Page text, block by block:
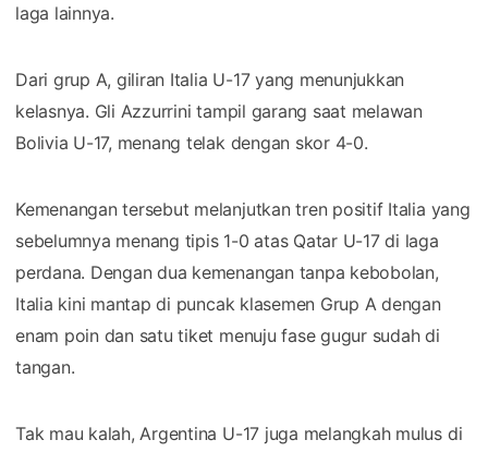
laga lainnya.
Dari grup A, giliran Italia U-17 yang menunjukkan
kelasnya. Gli Azzurrini tampil garang saat melawan
Bolivia U-17, menang telak dengan skor 4-0.
Kemenangan tersebut melanjutkan tren positif Italia yang
sebelumnya menang tipis 1-0 atas Qatar U-17 di laga
perdana. Dengan dua kemenangan tanpa kebobolan,
Italia kini mantap di puncak klasemen Grup A dengan
enam poin dan satu tiket menuju fase gugur sudah di
tangan.
Tak mau kalah, Argentina U-17 juga melangkah mulus di